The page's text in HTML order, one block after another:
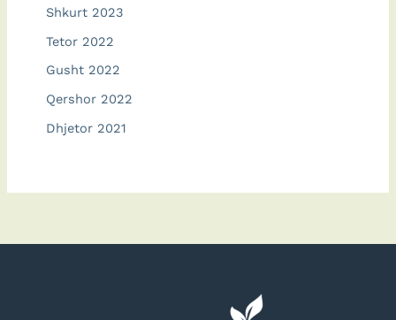
Shkurt 2023
Tetor 2022
Gusht 2022
Qershor 2022
Dhjetor 2021